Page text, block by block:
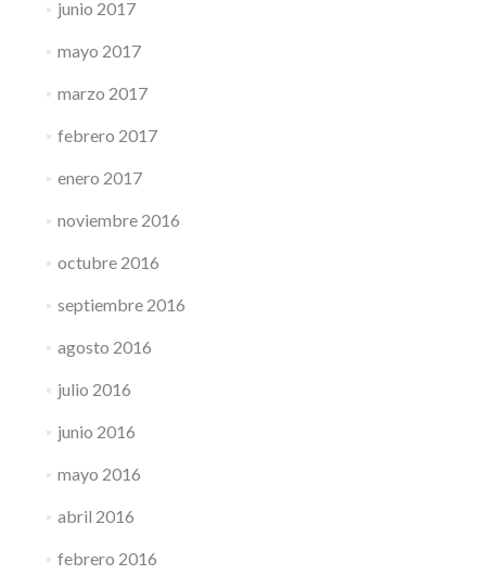
junio 2017
mayo 2017
marzo 2017
febrero 2017
enero 2017
noviembre 2016
octubre 2016
septiembre 2016
agosto 2016
julio 2016
junio 2016
mayo 2016
abril 2016
febrero 2016